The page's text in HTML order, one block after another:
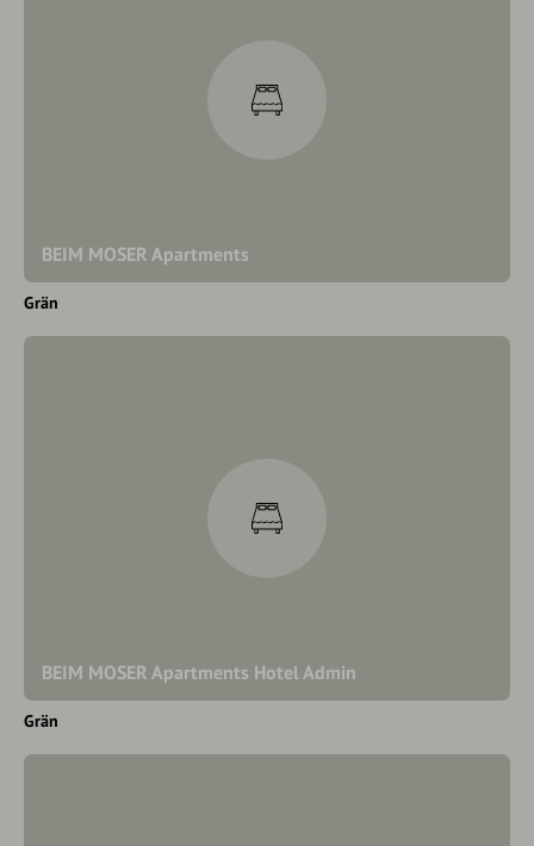
BEIM MOSER Apartments
Grän
BEIM MOSER Apartments Hotel Admin
Grän